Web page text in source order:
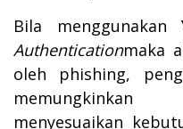
Bila menggunakan
Authenticationmaka
oleh phishing,
memungkinkan
menyesuaikan